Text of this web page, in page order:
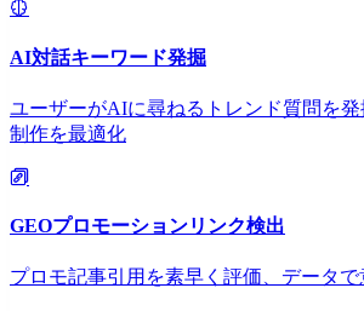
AI対話キーワード発掘
ユーザーがAIに尋ねるトレンド質問を
制作を最適化
GEOプロモーションリンク検出
プロモ記事引用を素早く評価、データ